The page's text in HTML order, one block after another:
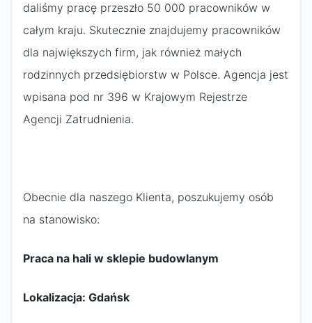
daliśmy pracę przeszło 50 000 pracowników w
całym kraju. Skutecznie znajdujemy pracowników
dla największych firm, jak również małych
rodzinnych przedsiębiorstw w Polsce. Agencja jest
wpisana pod nr 396 w Krajowym Rejestrze
Agencji Zatrudnienia.
Obecnie dla naszego Klienta, poszukujemy osób
na stanowisko:
Praca na hali w sklepie budowlanym
Lokalizacja: Gdańsk